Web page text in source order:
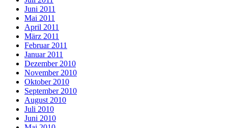
Juni 2011
Mai 2011
April 2011
März 2011
Februar 2011
Januar 2011
Dezember 2010
November 2010
Oktober 2010
September 2010
August 2010
Juli 2010
Juni 2010